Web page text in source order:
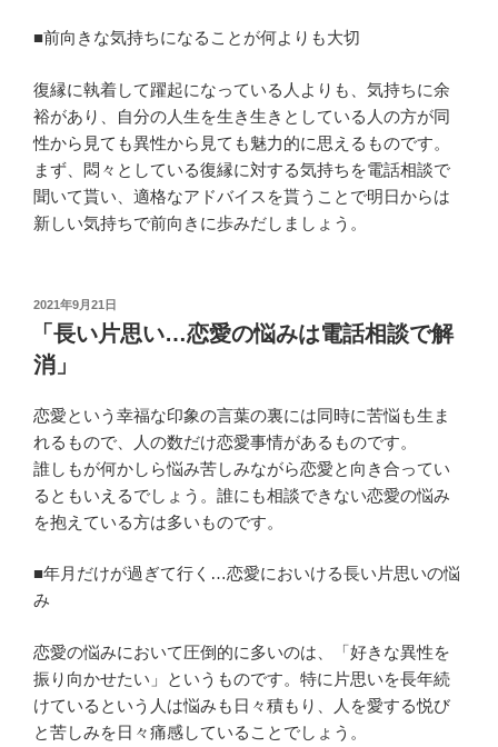
■前向きな気持ちになることが何よりも大切
復縁に執着して躍起になっている人よりも、気持ちに余
裕があり、自分の人生を生き生きとしている人の方が同
性から見ても異性から見ても魅力的に思えるものです。
まず、悶々としている復縁に対する気持ちを電話相談で
聞いて貰い、適格なアドバイスを貰うことで明日からは
新しい気持ちで前向きに歩みだしましょう。
投
稿
2021年9月21日
「長い片思い…恋愛の悩みは電話相談で解
消」
恋愛という幸福な印象の言葉の裏には同時に苦悩も生ま
れるもので、人の数だけ恋愛事情があるものです。
誰しもが何かしら悩み苦しみながら恋愛と向き合ってい
るともいえるでしょう。誰にも相談できない恋愛の悩み
を抱えている方は多いものです。
■年月だけが過ぎて行く…恋愛においける長い片思いの悩
み
恋愛の悩みにおいて圧倒的に多いのは、「好きな異性を
振り向かせたい」というものです。特に片思いを長年続
けているという人は悩みも日々積もり、人を愛する悦び
と苦しみを日々痛感していることでしょう。